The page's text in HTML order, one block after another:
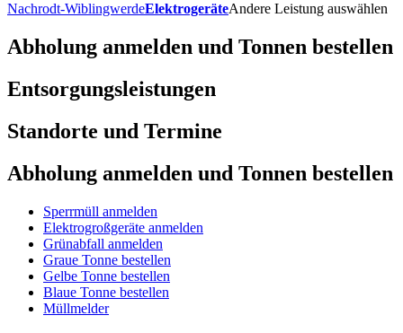
Nachrodt-WiblingwerdeElektrogeräteAndere Leistung auswählen
Abholung anmelden und Tonnen bestellen
Entsorgungsleistungen
Standorte und Termine
Abholung anmelden und Tonnen bestellen
Sperrmüll anmelden
Elektrogroßgeräte anmelden
Grünabfall anmelden
Graue Tonne bestellen
Gelbe Tonne bestellen
Blaue Tonne bestellen
Müllmelder